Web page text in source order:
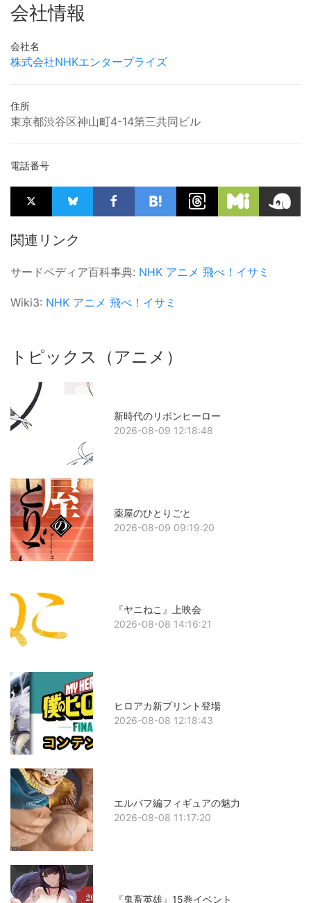
会社情報
会社名
株式会社NHKエンタープライズ
住所
東京都渋谷区神山町4-14第三共同ビル
電話番号
関連リンク
サードペディア百科事典: NHK アニメ 飛べ！イサミ
Wiki3: NHK アニメ 飛べ！イサミ
トピックス（アニメ）
新時代のリボンヒーロー
2026-08-09 12:18:48
薬屋のひとりごと
2026-08-09 09:19:20
『ヤニねこ』上映会
2026-08-08 14:16:21
ヒロアカ新プリント登場
2026-08-08 12:18:43
エルバフ編フィギュアの魅力
2026-08-08 11:17:20
『鬼畜英雄』15巻イベント